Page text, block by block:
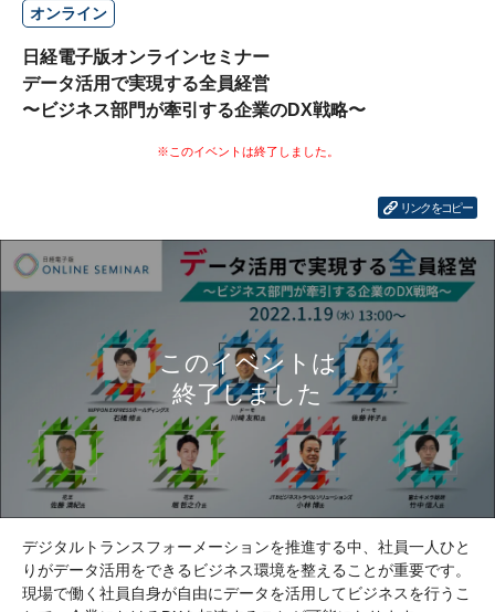
オンライン
日経電子版オンラインセミナー
データ活用で実現する全員経営
〜ビジネス部門が牽引する企業のDX戦略〜
リンクをコピー
デジタルトランスフォーメーションを推進する中、社員一人ひと
りがデータ活用をできるビジネス環境を整えることが重要です。
現場で働く社員自身が自由にデータを活用してビジネスを行うこ